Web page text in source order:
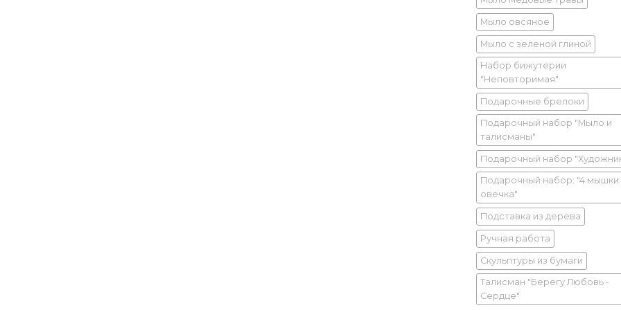
Мыло овсяное
Мыло с зеленой глиной
Набор бижутерии
"Неповторимая"
Подарочные брелоки
Подарочный набор "Мыло и
талисманы"
Подарочный набор
Подарочный набор: "4 мышки
овечка"
Подставка из дерева
Ручная работа
Скульптуры из бумаги
Талисман "Берегу Любовь -
Сердце"